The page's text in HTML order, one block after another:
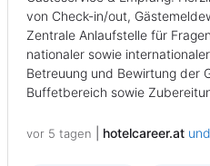
von Check-in/out,
Zentrale Anlaufstelle für
nationaler sowie
Betreuung und Bewirtung der
Buffetbereich sowie
vor 5 tagen hotelcareer.at